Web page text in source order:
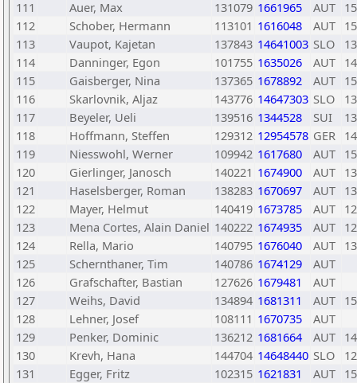
111
Auer, Max 131079 1661965 AUT
112
Schober, Hermann 113101 1616048 AUT
113
Vaupot, Kajetan 137843 14641003 SLO
114
Danninger, Egon 101755 1635026 AUT
115
Gaisberger, Nina 137365 1678892 AUT
116
Skarlovnik, Aljaz 143776 14647303 SLO
117
Beyeler, Ueli 139516 1344528 SUI
118
Hoffmann, Steffen 129312 12954578 GER
119
Niesswohl, Werner 109942 1617680 AUT
120
Gierlinger, Janosch 140221 1674900 AUT
121
Haselsberger, Roman 138283 1670697 AUT
122
Mayer, Helmut 140419 1673785 AUT
123
Mena Cortes, Alain Daniel 140222 1674935 AUT
124
Rella, Mario 140795 1676040 AUT
125
Schernthaner, Tim 140786 1674129
AUT
126
Grafschafter, Bastian 127626 1679481
AUT
127
Weihs, David 134894 1681311 AUT
128
Lehner, Josef 108111 1670735
AUT
129
Penker, Dominic 136212 1681664 AUT
130
Krevh, Hana 144704 14648440 SLO
131
Egger, Fritz 102315 1621831 AUT